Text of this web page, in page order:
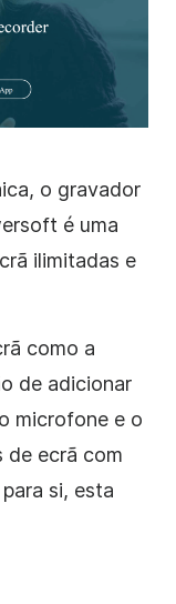
o gravador
é uma
ilimitadas e
como a
de adicionar
microfone e o
de ecrã com
si, esta